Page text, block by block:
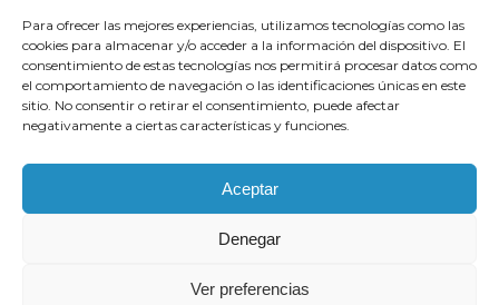
Para ofrecer las mejores experiencias, utilizamos tecnologías como las
cookies para almacenar y/o acceder a la información del dispositivo. El
consentimiento de estas tecnologías nos permitirá procesar datos como
el comportamiento de navegación o las identificaciones únicas en este
sitio. No consentir o retirar el consentimiento, puede afectar
negativamente a ciertas características y funciones.
Aceptar
Denegar
Ver preferencias